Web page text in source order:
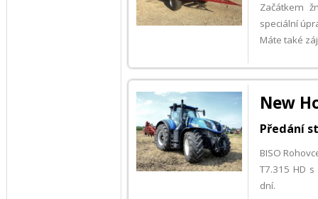
Začátkem
speciální
Máte také
New
Předání
BISO
T7.315 HD
dní.